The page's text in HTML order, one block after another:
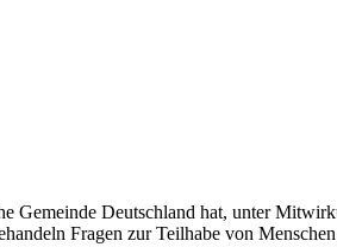
Deutschland hat, unter
Fragen zur Teilhabe von